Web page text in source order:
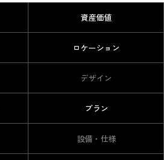
資産価値
ロケーション
デザイン
プラン
設備・仕様